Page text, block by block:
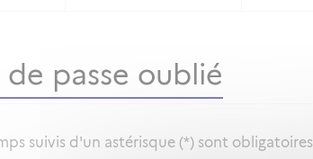
passe oublié
suivis d'un astérisque (*) sont obligatoires